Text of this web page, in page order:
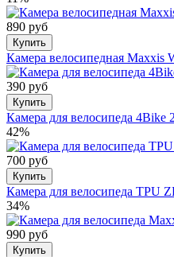
890 руб
Купить
Камера велосипедная Maxxis
390 руб
Купить
Камера для велосипеда 4Bike
42%
700 руб
Купить
Камера для велосипеда TPU
34%
990 руб
Купить